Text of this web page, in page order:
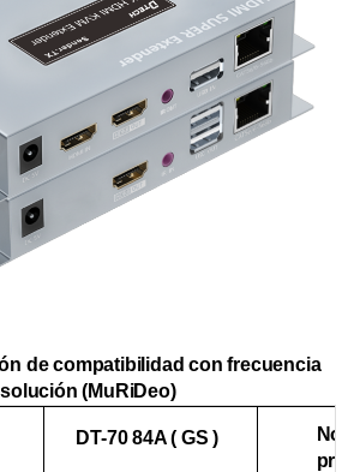
de compatibilidad con frecuencia
(MuRiDeo)
DT-7084A(GS)